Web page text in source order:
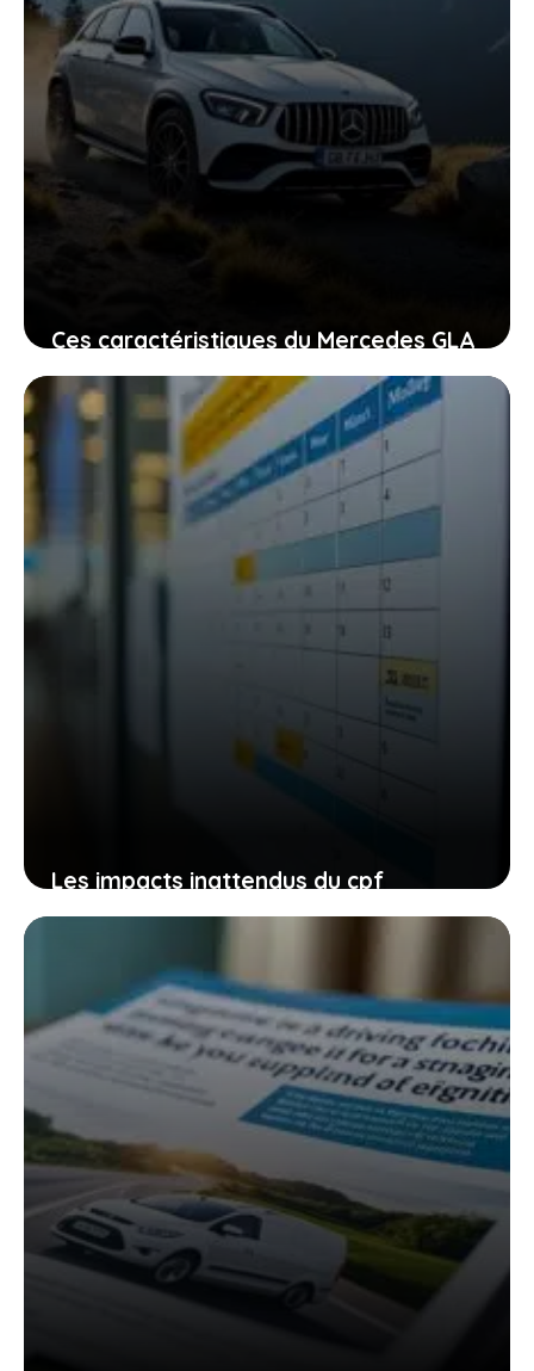
Ces caractéristiques du Mercedes GLA
qui font vibrer les passionnés
d’élégance et d’aventure
27 janvier 2026
Les impacts inattendus du cpf
restreint aux demandeurs d’emploi sur
conduite
27 janvier 2026